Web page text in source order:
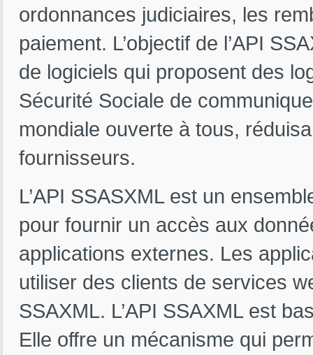
ordonnances judiciaires, les
paiement. L’objectif de l’API
de logiciels qui proposent des
Sécurité Sociale de
mondiale ouverte à tous,
fournisseurs.
L’API SSASXML est un
pour fournir un accès aux
applications externes. Les
utiliser des clients de services
SSAXML. L’API SSAXML est
Elle offre un mécanisme qui